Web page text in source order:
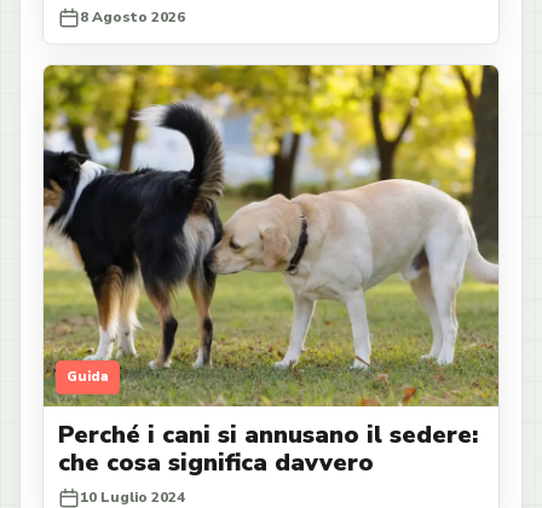
8 Agosto 2026
Guida
Perché i cani si annusano il sedere:
che cosa significa davvero
10 Luglio 2024